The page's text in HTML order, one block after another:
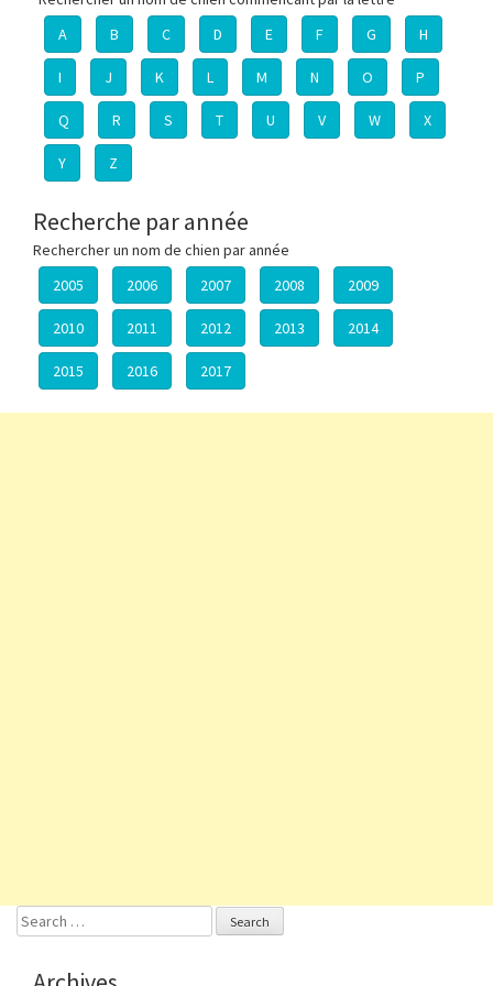
A
B C D E F G H
I J K L M N O P
Q R S T U V W X
Y Z
Recherche par année
Rechercher un nom de chien par année
2005
2006 2007 2008 2009
2010 2011 2012 2013 2014
2015 2016 2017
Search